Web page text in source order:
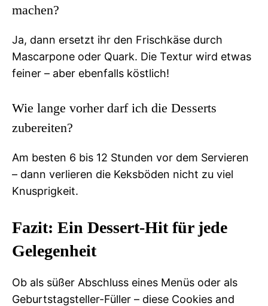
machen?
Ja, dann ersetzt ihr den Frischkäse durch
Mascarpone oder Quark. Die Textur wird etwas
feiner – aber ebenfalls köstlich!
Wie lange vorher darf ich die Desserts
zubereiten?
Am besten 6 bis 12 Stunden vor dem Servieren
– dann verlieren die Keksböden nicht zu viel
Knusprigkeit.
Fazit: Ein Dessert-Hit für jede
Gelegenheit
Ob als süßer Abschluss eines Menüs oder als
Geburtstagsteller-Füller – diese Cookies and